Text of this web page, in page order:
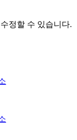
정할 수 있습니다.